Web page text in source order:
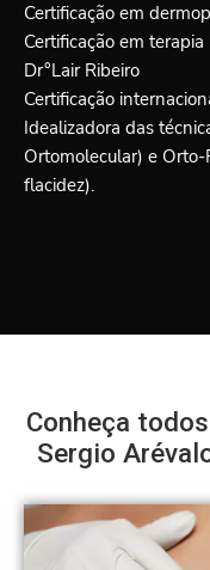
Certificação em
Certificação em
Dr°Lair Ribeiro
Certificação
Idealizadora das
Ortomolecular) e
flacidez).
Conheça
Sergio